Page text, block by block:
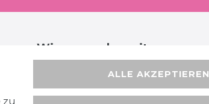
Wir versenden mit
zu
ALLE AKZEPTIEREN